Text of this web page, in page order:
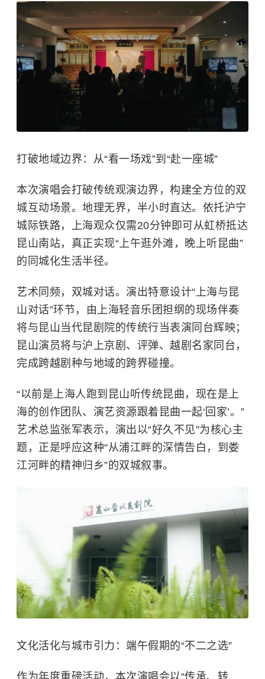
打破地域边界：从“看一场戏”到“赴一座城”
本次演唱会打破传统观演边界，构建全方位的双
城互动场景。地理无界，半小时直达。依托沪宁
城际铁路，上海观众仅需20分钟即可从虹桥抵达
昆山南站，真正实现“上午逛外滩，晚上听昆曲”
的同城化生活半径。
艺术同频，双城对话。演出特意设计“上海与昆
山对话”环节，由上海轻音乐团担纲的现场伴奏
将与昆山当代昆剧院的传统行当表演同台辉映；
昆山演员将与沪上京剧、评弹、越剧名家同台，
完成跨越剧种与地域的跨界碰撞。
“以前是上海人跑到昆山听传统昆曲，现在是上
海的创作团队、演艺资源跟着昆曲一起‘回家’。”
艺术总监张军表示，演出以“好久不见”为核心主
题，正是呼应这种“从浦江畔的深情告白，到娄
江河畔的精神归乡”的双城叙事。
文化活化与城市引力：端午假期的“不二之选”
作为年度重磅活动，本次演唱会以“传承、转